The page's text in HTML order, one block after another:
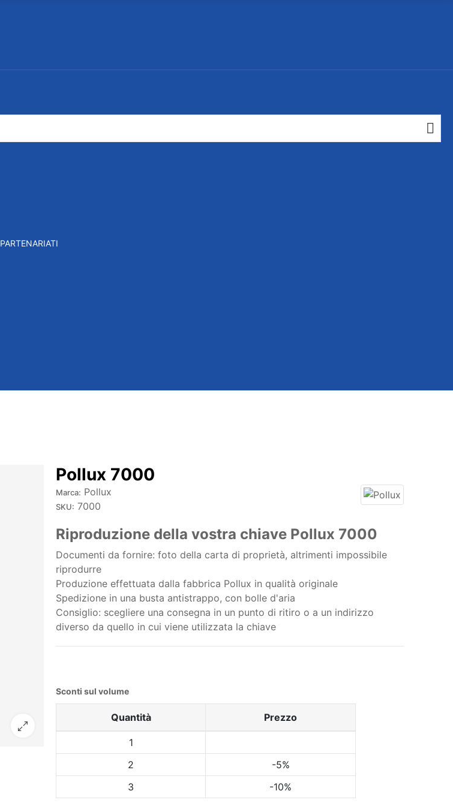
PARTENARIATI
Pollux 7000
Marca: Pollux
SKU: 7000
Riproduzione della vostra chiave Pollux 7000
Documenti da fornire: foto della carta di proprietà, altrimenti impossibile
riprodurre
Produzione effettuata dalla fabbrica Pollux in qualità originale
Spedizione in una busta antistrappo, con bolle d'aria
Consiglio: scegliere una consegna in un punto di ritiro o a un indirizzo
diverso da quello in cui viene utilizzata la chiave
Sconti sul volume
Quantità Prezzo
1
2
-5%
3
-10%